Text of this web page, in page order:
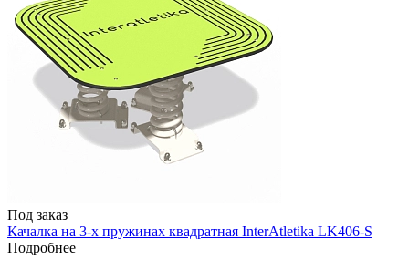
Под заказ
Качалка на 3-х пружинах квадратная InterAtletika LK406-S
Подробнее